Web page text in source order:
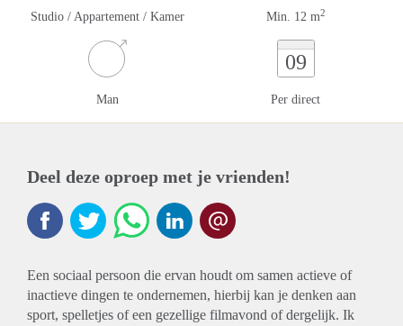
Studio / Appartement / Kamer Min. 12 m2
Man
09
Per direct
Deel deze oproep met je vrienden!
Een sociaal persoon die ervan houdt om samen actieve of
inactieve dingen te ondernemen, hierbij kan je denken aan
sport, spelletjes of een gezellige filmavond of dergelijk. Ik